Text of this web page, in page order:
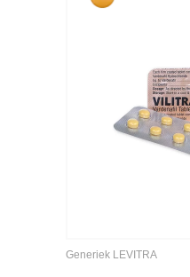
Generiek LEVITRA